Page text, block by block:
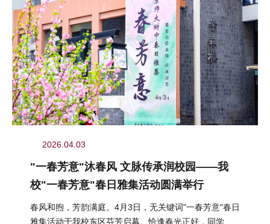
2026.04.03
"一春芳意"沐春风 文脉传承润校园——我
校"一春芳意"春日雅集活动圆满举行
春风和煦，芳韵满庭。4月3日，无关键词"一春芳意"春日
雅集活动于我校东区芬芳启幕。恰逢春光正好，同学们